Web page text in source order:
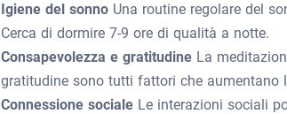
Igiene del sonno Una routine regolare del
Cerca di dormire 7-9 ore di qualità a notte.
Consapevolezza e gratitudine La
gratitudine sono tutti fattori che aumentano
Connessione sociale Le interazioni sociali